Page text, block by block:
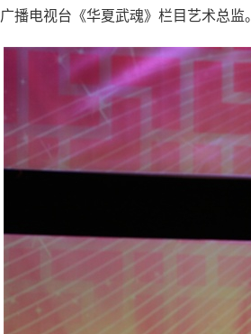
播电视台《华夏武魂》栏目艺术总监。